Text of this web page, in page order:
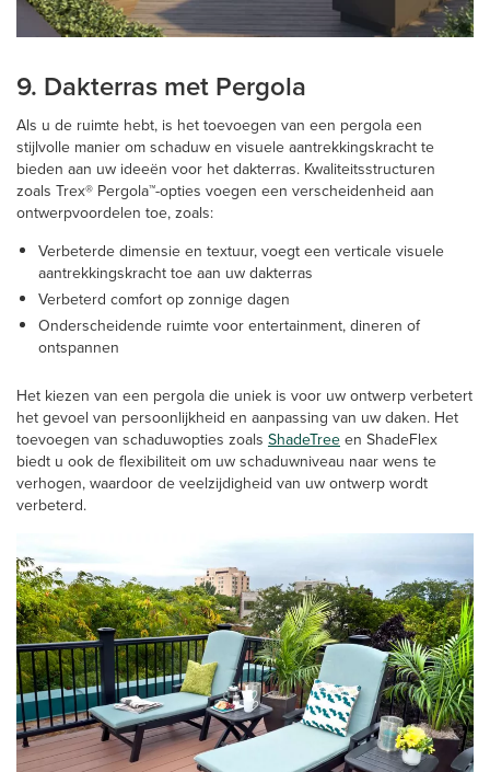
9. Dakterras met Pergola
Als u de ruimte hebt, is het toevoegen van een pergola een
stijlvolle manier om schaduw en visuele aantrekkingskracht te
bieden aan uw ideeën voor het dakterras. Kwaliteitsstructuren
zoals Trex® Pergola™-opties voegen een verscheidenheid aan
ontwerpvoordelen toe, zoals:
Verbeterde dimensie en textuur, voegt een verticale visuele
aantrekkingskracht toe aan uw dakterras
Verbeterd comfort op zonnige dagen
Onderscheidende ruimte voor entertainment, dineren of
ontspannen
Het kiezen van een pergola die uniek is voor uw ontwerp verbetert
het gevoel van persoonlijkheid en aanpassing van uw daken. Het
toevoegen van schaduwopties zoals ShadeTreeen ShadeFlex
biedt u ook de flexibiliteit om uw schaduwniveau naar wens te
verhogen, waardoor de veelzijdigheid van uw ontwerp wordt
verbeterd.